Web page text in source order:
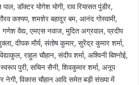
डॉक्टर योगेश योगी, राव रियासत पुंडीर,
कश्यप, शमशेर बहादुर बम, आनंद गोस्वामी,
गणेश वैद्य, एमएस नवाज, मुदित अग्रवाल, प्रदीप
दीपक मौर्य, संतोष कुमार, सुरेंद्र कुमार शर्मा,
राहुल चौहान, संदीप शर्मा, अश्विनी बिश्नोई,
पुरी, सचिन सैनी, शिवकुमार शर्मा, अनूप
नेगी, विकास चौहान आदि समेत बड़ी संख्या में